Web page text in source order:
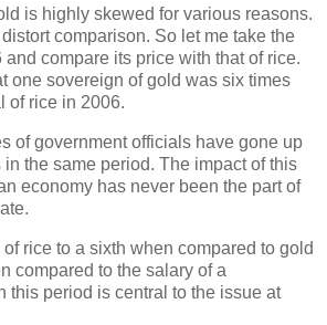
is highly skewed for various reasons.
comparison. So let me take the
compare its price with that of rice.
one sovereign of gold was six times
of rice in 2006.
of government officials have gone up
the same period. The impact of this
economy has never been the part of
rice to a sixth when compared to gold
compared to the salary of a
this period is central to the issue at